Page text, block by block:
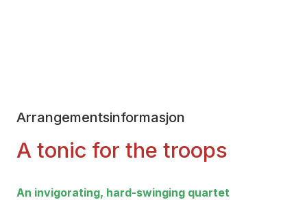
Arrangementsinformasjon
A tonic for the troops
An invigorating, hard-swinging quartet